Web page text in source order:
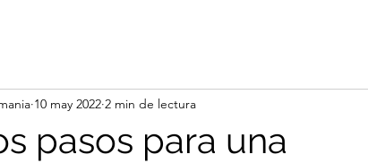
pasos para una
10 may 2022 2 min de lectura